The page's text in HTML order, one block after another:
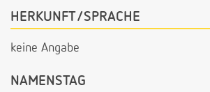
HERKUNFT/SPRACHE
keine Angabe
NAMENSTAG